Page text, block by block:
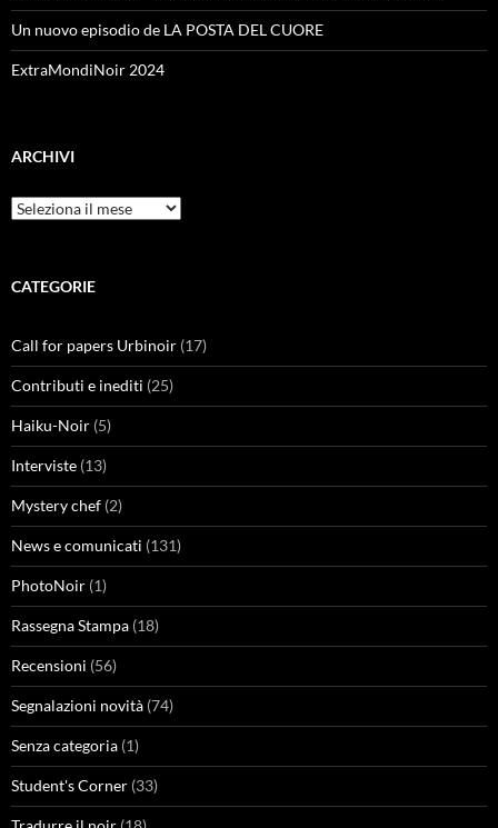
Un nuovo episodio de LA POSTA DEL CUORE
ExtraMondiNoir 2024
ARCHIVI
Archivi
CATEGORIE
Call for papers Urbinoir (17)
Contributi e inediti (25)
Haiku-Noir (5)
Interviste (13)
Mystery chef (2)
News e comunicati (131)
PhotoNoir (1)
Rassegna Stampa (18)
Recensioni (56)
Segnalazioni novità (74)
Senza categoria (1)
Student's Corner (33)